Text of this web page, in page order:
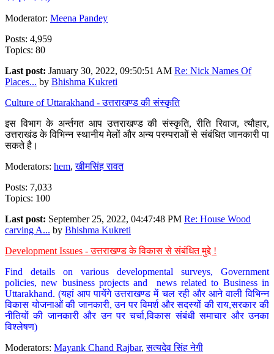
Moderator: Meena Pandey
Posts: 4,959
Topics: 80
Last post: January 30, 2022, 09:50:51 AM Re: Nick Names Of
Places... by Bhishma Kukreti
Culture of Uttarakhand - उत्तराखण्ड की संस्कृति
इस विभाग के अर्न्तगत आप उत्तराखण्ड की संस्कृति, रीति रिवाज, त्यौहार,
उत्तराखंड के विभिन्न स्थानीय मेलों और अन्य परम्पराओं से संबंधित जानकारी पा
सकते है।
Moderators: hem,खीमसिंह रावत
Posts: 7,033
Topics: 100
Last post: September 25, 2022, 04:47:48 PM Re: House Wood
carving A... by Bhishma Kukreti
Development Issues - उत्तराखण्ड के विकास से संबंधित मुद्दे !
Find details on various developmental surveys, Government
policies, new business projects and news related to Business in
Uttarakhand. (यहां आप पायेंगे उत्तराखण्ड में चल रही और आने वाली विभिन्न
विकास योजनाओं की जानकारी, उन पर विमर्श और सदस्यों की राय,सरकार की
नीतियों की जानकारी और उन पर चर्चा,विकास संबंधी समाचार और उनका
विश्लेषण)
Moderators: Mayank Chand Rajbar,सत्यदेव सिंह नेगी